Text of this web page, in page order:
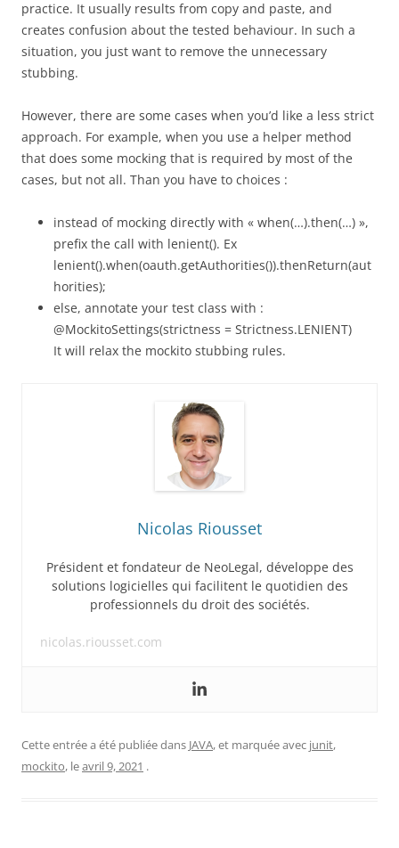
practice. It usually results from copy and paste, and
creates confusion about the tested behaviour. In such a
situation, you just want to remove the unnecessary
stubbing.
However, there are some cases when you’d like a less strict
approach. For example, when you use a helper method
that does some mocking that is required by most of the
cases, but not all. Than you have to choices :
instead of mocking directly with « when(…).then(…) »,
prefix the call with lenient(). Ex
lenient().when(oauth.getAuthorities()).thenReturn(aut
horities);
else, annotate your test class with :
@MockitoSettings(strictness = Strictness.LENIENT)
It will relax the mockito stubbing rules.
Nicolas Riousset
Président et fondateur de NeoLegal, développe des
solutions logicielles qui facilitent le quotidien des
professionnels du droit des sociétés.
nicolas.riousset.com
Cette entrée a été publiée dans JAVA, et marquée avec junit,
mockito, leavril 9, 2021 .